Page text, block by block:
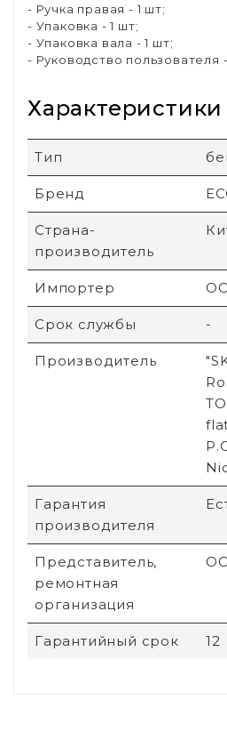
- Ручка правая - 1 шт;
- Упаковка - 1 шт;
- Упаковка вала - 1 шт;
- Руководство пользователя
Характеристики
Тип
Бренд
Страна-
производитель
Импортер
Срок службы -
Производитель
Гарантия
производителя
Представитель,
ремонтная
организация
Гарантийный срок 12